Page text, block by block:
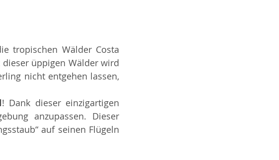
tropischen Wälder Costa
üppigen Wälder wird
nicht entgehen lassen,
! Dank dieser einzigartigen
anzupassen. Dieser
auf seinen Flügeln